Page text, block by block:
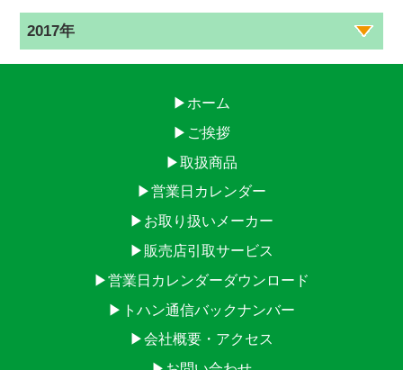
2017年
▶ホーム
▶ご挨拶
▶取扱商品
▶営業日カレンダー
▶お取り扱いメーカー
▶販売店引取サービス
▶営業日カレンダーダウンロード
▶トハン通信バックナンバー
▶会社概要・アクセス